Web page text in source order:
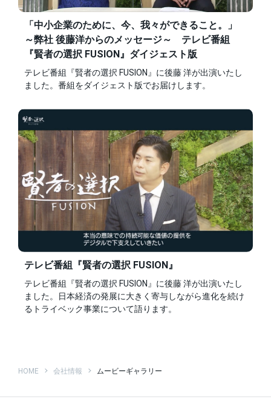
HOME 会社情報 ムービーギャラリー
「中小企業のために、今、我々ができること。」
～弊社 後藤洋からのメッセージ～ テレビ番組
『賢者の選択 FUSION』ダイジェスト版
テレビ番組『賢者の選択 FUSION』に後藤 洋が出演いたし
ました。番組をダイジェスト版でお届けします。
テレビ番組『賢者の選択 FUSION』
テレビ番組『賢者の選択 FUSION』に後藤 洋が出演いたし
ました。日本経済の発展に大きく寄与しながら進化を続け
るトライベック事業について語ります。